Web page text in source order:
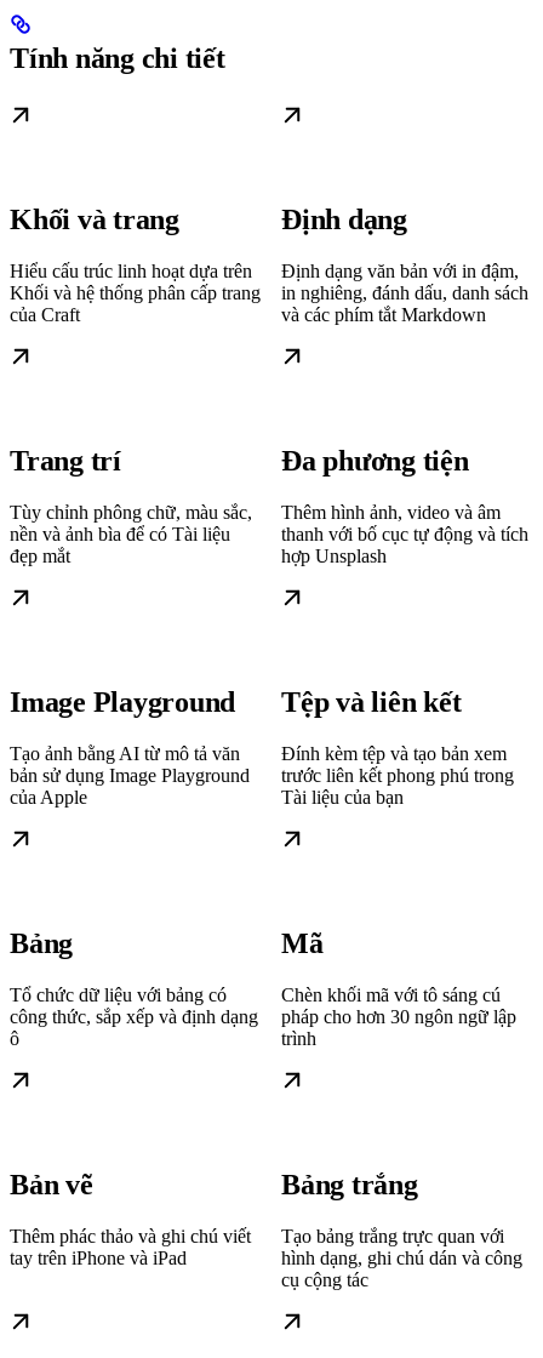
Tính năng chi tiết
Khối và trang
Hiểu cấu trúc linh hoạt dựa trên
Khối và hệ thống phân cấp trang
của Craft
Định dạng
Định dạng văn bản với in đậm,
in nghiêng, đánh dấu, danh sách
và các phím tắt Markdown
Trang trí
Tùy chỉnh phông chữ, màu sắc,
nền và ảnh bìa để có Tài liệu
đẹp mắt
Đa phương tiện
Thêm hình ảnh, video và âm
thanh với bố cục tự động và tích
hợp Unsplash
Image Playground
Tạo ảnh bằng AI từ mô tả văn
bản sử dụng Image Playground
của Apple
Tệp và liên kết
Đính kèm tệp và tạo bản xem
trước liên kết phong phú trong
Tài liệu của bạn
Bảng
Tổ chức dữ liệu với bảng có
công thức, sắp xếp và định dạng
ô
Mã
Chèn khối mã với tô sáng cú
pháp cho hơn 30 ngôn ngữ lập
trình
Bản vẽ
Thêm phác thảo và ghi chú viết
tay trên iPhone và iPad
Bảng trắng
Tạo bảng trắng trực quan với
hình dạng, ghi chú dán và công
cụ cộng tác